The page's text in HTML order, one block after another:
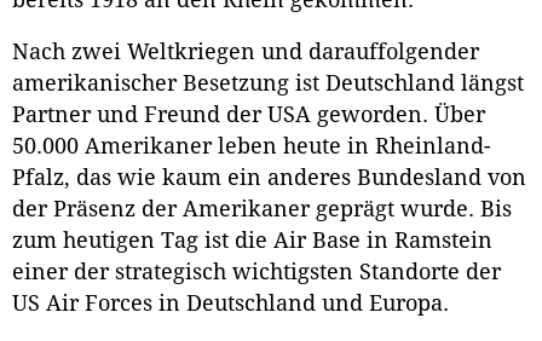
Nach zwei Weltkriegen und darauffolgender
amerikanischer Besetzung ist Deutschland längst
Partner und Freund der USA geworden. Über
50.000 Amerikaner leben heute in Rheinland-
Pfalz, das wie kaum ein anderes Bundesland von
der Präsenz der Amerikaner geprägt wurde. Bis
zum heutigen Tag ist die Air Base in Ramstein
einer der strategisch wichtigsten Standorte der
US Air Forces in Deutschland und Europa.